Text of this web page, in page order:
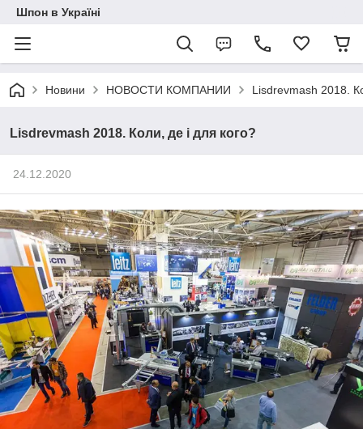
Шпон в Україні
Новини НОВОСТИ КОМПАНИИ Lisdrevmash 2018.
Lisdrevmash 2018. Коли, де і для кого?
24.12.2020